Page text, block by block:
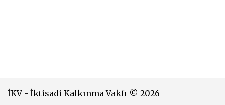
İKV - İktisadi Kalkınma Vakfı © 2026